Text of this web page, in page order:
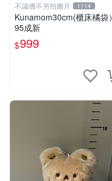
不議價不另拍圖片 1114
Kunamom30cm(櫃床橘袋）
95成新
$999